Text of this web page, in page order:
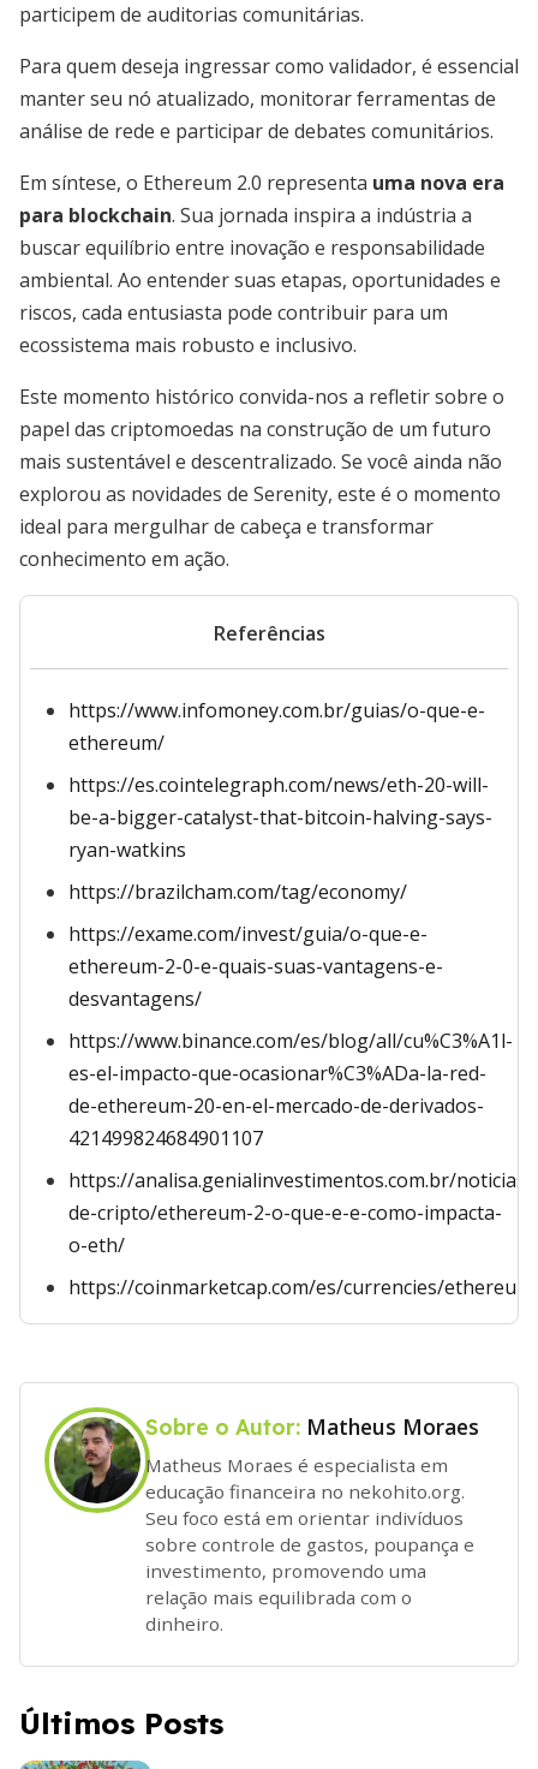
participem de auditorias comunitárias.
Para quem deseja ingressar como validador, é essencial
manter seu nó atualizado, monitorar ferramentas de
análise de rede e participar de debates comunitários.
Em síntese, o Ethereum 2.0 representa uma nova era
para blockchain. Sua jornada inspira a indústria a
buscar equilíbrio entre inovação e responsabilidade
ambiental. Ao entender suas etapas, oportunidades e
riscos, cada entusiasta pode contribuir para um
ecossistema mais robusto e inclusivo.
Este momento histórico convida-nos a refletir sobre o
papel das criptomoedas na construção de um futuro
mais sustentável e descentralizado. Se você ainda não
explorou as novidades de Serenity, este é o momento
ideal para mergulhar de cabeça e transformar
conhecimento em ação.
Referências
https://www.infomoney.com.br/guias/o-que-e-
ethereum/
https://es.cointelegraph.com/news/eth-20-will-
be-a-bigger-catalyst-that-bitcoin-halving-says-
ryan-watkins
https://brazilcham.com/tag/economy/
https://exame.com/invest/guia/o-que-e-
ethereum-2-0-e-quais-suas-vantagens-e-
desvantagens/
https://www.binance.com/es/blog/all/cu%C3%A1l-
es-el-impacto-que-ocasionar%C3%ADa-la-red-
de-ethereum-20-en-el-mercado-de-derivados-
421499824684901107
https://analisa.genialinvestimentos.com.br/
de-cripto/ethereum-2-o-que-e-e-como-impacta-
o-eth/
https://coinmarketcap.com/es/currencies/
Sobre o Autor: Matheus Moraes
Matheus Moraes é especialista em
educação financeira no nekohito.org.
Seu foco está em orientar indivíduos
sobre controle de gastos, poupança e
investimento, promovendo uma
relação mais equilibrada com o
dinheiro.
Últimos Posts